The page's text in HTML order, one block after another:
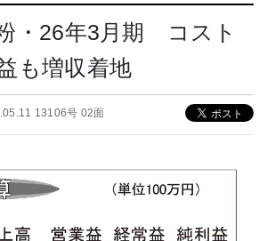
・26年3月期 コスト
も増収着地
13106号 02面